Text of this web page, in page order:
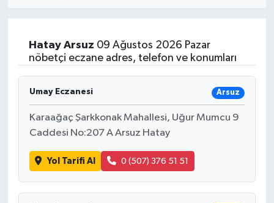
Hatay Arsuz 09 Ağustos 2026 Pazar
nöbetçi eczane adres, telefon ve konumları
Umay Eczanesi Arsuz
Karaağaç Şarkkonak Mahallesi, Uğur Mumcu 9
Caddesi No:207 A Arsuz Hatay
Yol Tarifi Al 0 (507) 376 51 51